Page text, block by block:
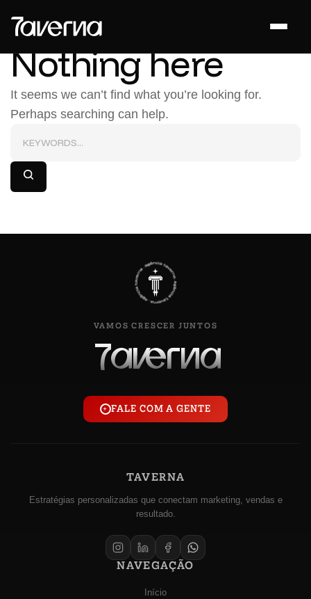
Nothing here
It seems we can’t find what you’re looking for.
Perhaps searching can help.
VAMOS CRESCER JUNTOS
+ FALE COM A GENTE
TAVERNA
Estratégias personalizadas que conectam marketing, vendas e
resultado.
NAVEGAÇÃO
Início